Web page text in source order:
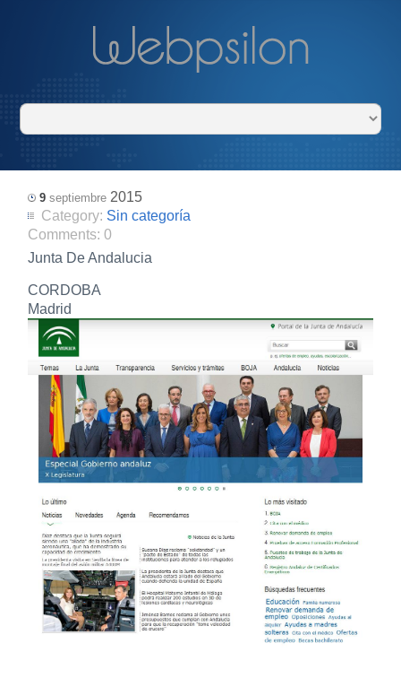
9 septiembre 2015
Category: Sin categoría
Comments:0
Junta De Andalucia
CORDOBA
Madrid